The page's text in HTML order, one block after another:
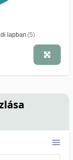
lapban (5)